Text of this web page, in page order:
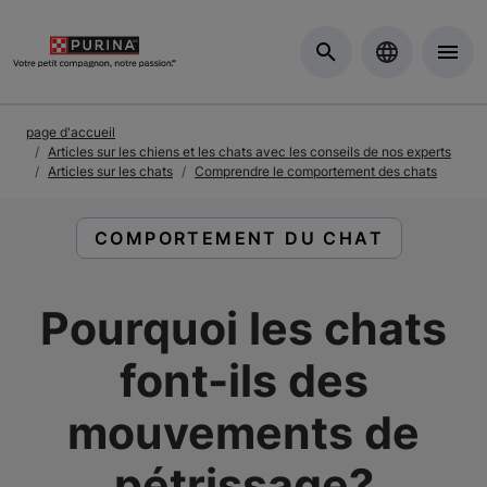
page d'accueil
Articles sur les chiens et les chats avec les conseils de nos experts
Articles sur les chats
Comprendre le comportement des chats
LIRE DES ARTICLES À PROPOS DE :
COMPORTEMENT DU CHAT
Pourquoi les chats
font-ils des
mouvements de